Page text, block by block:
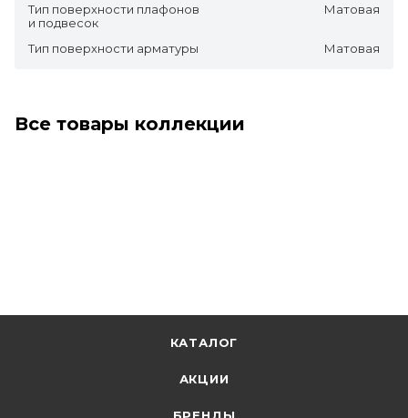
Тип поверхности плафонов
и подвесок
Матовая
Тип поверхности арматуры Матовая
Все товары коллекции
КАТАЛОГ
АКЦИИ